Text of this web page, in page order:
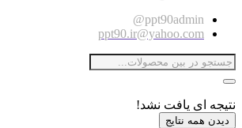
ppt90admin@
ppt90.ir@yahoo.com
نتیجه ای یافت نشد!
دیدن همه نتایج